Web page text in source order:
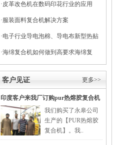
干式复合机
·皮革改色机在数码印花行业的应用
·服装面料复合机解决方案
·电子行业导电泡棉、导电布新型热贴
复合
·海绵复合机如何做到高要求海绵复
更多>>
客户见证
印度客户来我厂订购pur热熔胶复合机
我们购买了永皋公司
生产的【PUR热熔胶
复合机】。我..